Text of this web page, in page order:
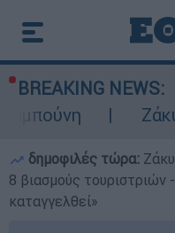
BREAKING NEWS:
Ζάκυνθος: Τι
δημοφιλές τώρα:
8 βιασμούς
καταγγελθεί»